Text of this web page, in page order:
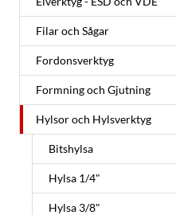
Filar och Sågar
Fordonsverktyg
Formning och Gjutning
Hylsor och Hylsverktyg
Bitshylsa
Hylsa 1/4"
Hylsa 3/8"